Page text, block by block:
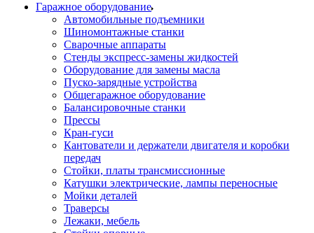
Гаражное оборудование
Автомобильные подъемники
Шиномонтажные станки
Сварочные аппараты
Стенды экспресс-замены жидкостей
Оборудование для замены масла
Пуско-зарядные устройства
Общегаражное оборудование
Балансировочные станки
Прессы
Кран-гуси
Кантователи и держатели двигателя и коробки
передач
Стойки, платы трансмиссионные
Катушки электрические, лампы переносные
Мойки деталей
Траверсы
Лежаки, мебель